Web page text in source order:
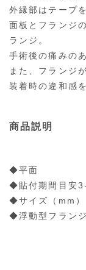
外縁部はテープ
面板とフランジ
ランジ。
手術後の痛みの
また、フランジ
装着時の違和感
商品説明
◆平面
◆貼付期間目安
◆サイズ（mm
◆浮動型フランジ